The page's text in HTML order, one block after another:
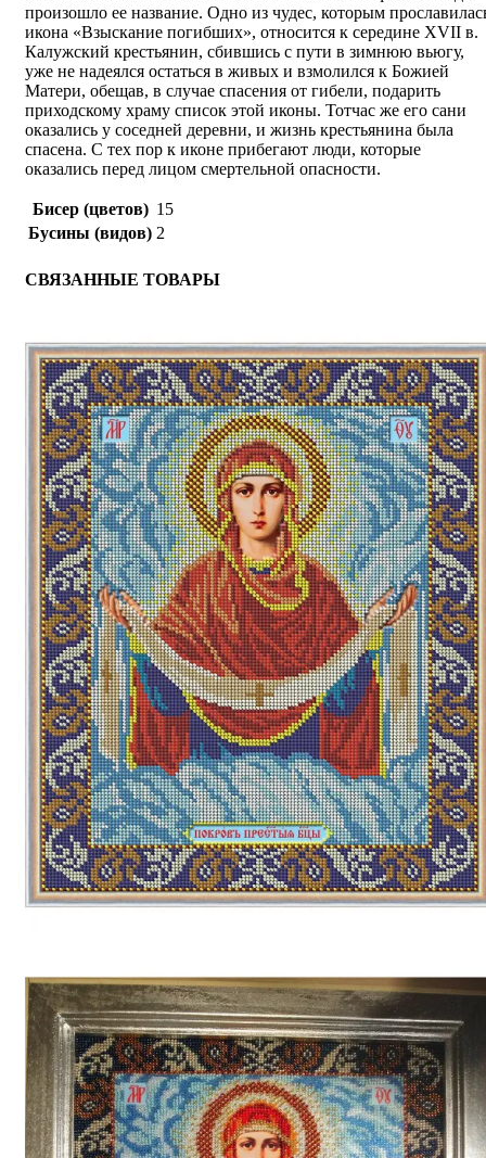
произошло ее название. Одно из чудес, которым
икона «Взыскание погибших», относится к середине XVII в.
Калужский крестьянин, сбившись с пути в зимнюю вьюгу,
уже не надеялся остаться в живых и взмолился к Божией
Матери, обещав, в случае спасения от гибели, подарить
приходскому храму список этой иконы. Тотчас же его сани
оказались у соседней деревни, и жизнь крестьянина была
спасена. С тех пор к иконе прибегают люди, которые
оказались перед лицом смертельной опасности.
Бисер (цветов) 15
Бусины (видов) 2
СВЯЗАННЫЕ ТОВАРЫ